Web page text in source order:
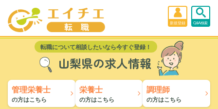
新規登録 Q&A検索
転職について相談したいなら今すぐ登録！
山梨県の求人情報
管理栄養士
の方はこちら
栄養士
の方はこちら
調理師
の方はこちら